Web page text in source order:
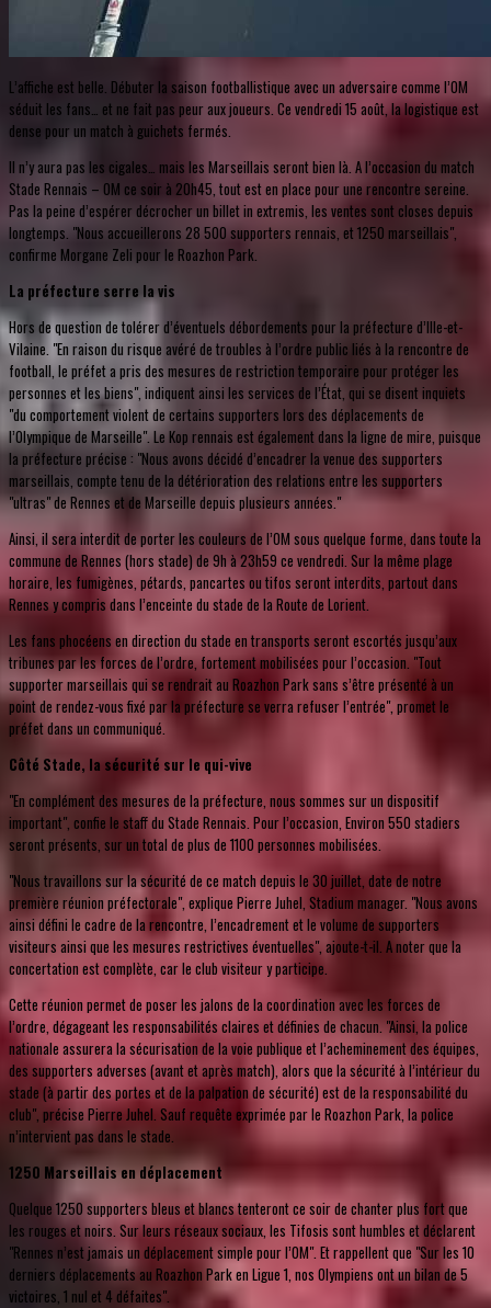
L’affiche est belle. Débuter la saison footballistique avec un adversaire comme l’OM
séduit les fans… et ne fait pas peur aux joueurs. Ce vendredi 15 août, la logistique est
dense pour un match à guichets fermés.
Il n’y aura pas les cigales… mais les Marseillais seront bien là. A l’occasion du match
Stade Rennais – OM ce soir à 20h45, tout est en place pour une rencontre sereine.
Pas la peine d’espérer décrocher un billet in extremis, les ventes sont closes depuis
longtemps. "Nous accueillerons 28 500 supporters rennais, et 1250 marseillais",
confirme Morgane Zeli pour le Roazhon Park.
La préfecture serre la vis
Hors de question de tolérer d’éventuels débordements pour la préfecture d’Ille-et-
Vilaine. "En raison du risque avéré de troubles à l’ordre public liés à la rencontre de
football, le préfet a pris des mesures de restriction temporaire pour protéger les
personnes et les biens", indiquent ainsi les services de l’État, qui se disent inquiets
"du comportement violent de certains supporters lors des déplacements de
l’Olympique de Marseille". Le Kop rennais est également dans la ligne de mire, puisque
la préfecture précise : "Nous avons décidé d’encadrer la venue des supporters
marseillais, compte tenu de la détérioration des relations entre les supporters
"ultras" de Rennes et de Marseille depuis plusieurs années."
Ainsi, il sera interdit de porter les couleurs de l’OM sous quelque forme, dans toute la
commune de Rennes (hors stade) de 9h à 23h59 ce vendredi. Sur la même plage
horaire, les fumigènes, pétards, pancartes ou tifos seront interdits, partout dans
Rennes y compris dans l’enceinte du stade de la Route de Lorient.
Les fans phocéens en direction du stade en transports seront escortés jusqu’aux
tribunes par les forces de l’ordre, fortement mobilisées pour l’occasion. "Tout
supporter marseillais qui se rendrait au Roazhon Park sans s’être présenté à un
point de rendez-vous fixé par la préfecture se verra refuser l’entrée", promet le
préfet dans un communiqué.
Côté Stade, la sécurité sur le qui-vive
"En complément des mesures de la préfecture, nous sommes sur un dispositif
important", confie le staff du Stade Rennais. Pour l’occasion, Environ 550 stadiers
seront présents, sur un total de plus de 1100 personnes mobilisées.
"Nous travaillons sur la sécurité de ce match depuis le 30 juillet, date de notre
première réunion préfectorale", explique Pierre Juhel, Stadium manager. "Nous avons
ainsi défini le cadre de la rencontre, l’encadrement et le volume de supporters
visiteurs ainsi que les mesures restrictives éventuelles", ajoute-t-il. A noter que la
concertation est complète, car le club visiteur y participe.
Cette réunion permet de poser les jalons de la coordination avec les forces de
l’ordre, dégageant les responsabilités claires et définies de chacun. "Ainsi, la police
nationale assurera la sécurisation de la voie publique et l’acheminement des équipes,
des supporters adverses (avant et après match), alors que la sécurité à l’intérieur du
stade (à partir des portes et de la palpation de sécurité) est de la responsabilité du
club", précise Pierre Juhel. Sauf requête exprimée par le Roazhon Park, la police
n’intervient pas dans le stade.
1250 Marseillais en déplacement
Quelque 1250 supporters bleus et blancs tenteront ce soir de chanter plus fort que
les rouges et noirs. Sur leurs réseaux sociaux, les Tifosis sont humbles et déclarent
"Rennes n’est jamais un déplacement simple pour l’OM". Et rappellent que "Sur les 10
derniers déplacements au Roazhon Park en Ligue 1, nos Olympiens ont un bilan de 5
victoires, 1 nul et 4 défaites".